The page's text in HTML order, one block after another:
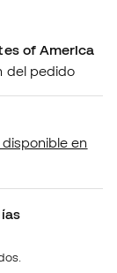
of America
del pedido
en